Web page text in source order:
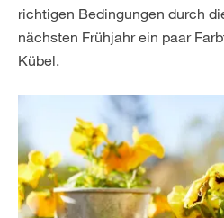
richtigen Bedingungen durch
nächsten Frühjahr ein paar
Kübel.